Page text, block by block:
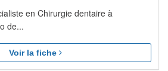
en Chirurgie dentaire à
de...
Voir la fiche